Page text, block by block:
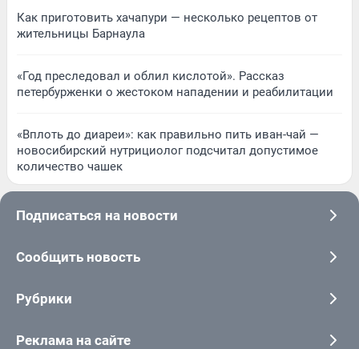
Как приготовить хачапури — несколько рецептов от
жительницы Барнаула
«Год преследовал и облил кислотой». Рассказ
петербурженки о жестоком нападении и реабилитации
«Вплоть до диареи»: как правильно пить иван-чай —
новосибирский нутрициолог подсчитал допустимое
количество чашек
Подписаться на новости
Сообщить новость
Рубрики
Реклама на сайте